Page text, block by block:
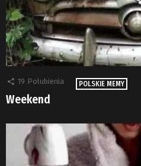
19 Polubienia POLSKIE MEMY
Weekend